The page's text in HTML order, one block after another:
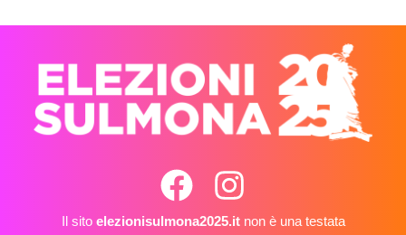
Il sito elezionisulmona2025.itnon è una testata